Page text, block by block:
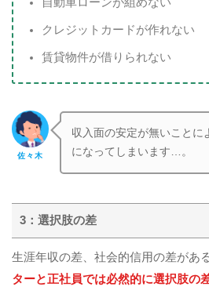
自動車ローンが組めない
クレジットカードが作れない
賃貸物件が借りられない
佐々木
収入面の安定が無いことに
になってしまいます…。
3：選択肢の差
生涯年収の差、社会的信用の差があ
ターと正社員では必然的に選択肢の